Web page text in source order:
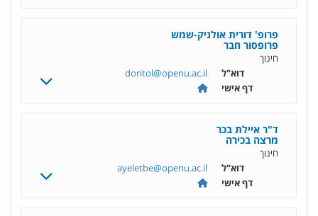
פרופ' דורית אולניק-שמש
פרופסור חבר
חינוך
דוא"ל
doritol@openu.ac.il
דף אישי
ד"ר איילת בכר
מרצה בכירה
חינוך
דוא"ל
ayeletbe@openu.ac.il
דף אישי